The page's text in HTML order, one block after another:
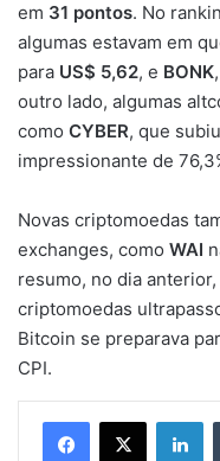
em 31 pontos. No
algumas estavam em
para US$ 5,62, e BONK
outro lado, algumas
como CYBER, que
impressionante de
Novas criptomoedas
exchanges, como WAI
resumo, no dia
criptomoedas
Bitcoin se preparava
CPI.
Facebook
X